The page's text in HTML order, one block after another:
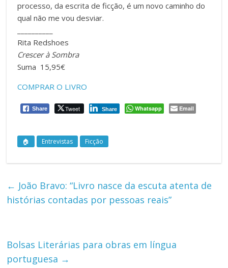
processo, da escrita de ficção, é um novo caminho do
qual não me vou desviar.
Rita Redshoes
Crescer à Sombra
Suma 15,95€
COMPRAR O LIVRO
Share Tweet Share Whatsapp Email
🏠 Entrevistas Ficção
← João Bravo: “Livro nasce da escuta atenta de
histórias contadas por pessoas reais”
Bolsas Literárias para obras em língua
portuguesa →